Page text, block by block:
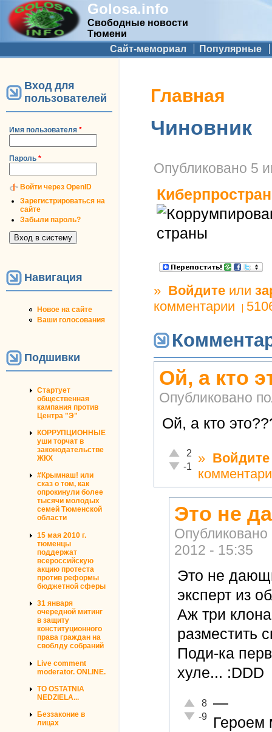
Golosa.info
Свободные новости
Тюмени
Дополнительное меню
Сайт-мемориал Популярные
Вход для
пользователей
Имя пользователя *
Пароль *
Войти через OpenID
Зарегистрироваться на
сайте
Забыли пароль?
Навигация
Новое на сайте
Ваши голосования
Подшивки
Стартует
общественная
кампания против
Центра "Э"
КОРРУПЦИОННЫЕ
уши торчат в
законодательстве
ЖКХ
#Крымнаш! или
сказ о том, как
опрокинули более
тысячи молодых
семей Тюменской
области
15 мая 2010 г.
тюменцы
поддержат
всероссийскую
акцию протеста
против реформы
бюджетной сферы
31 января
очередной митинг
в защиту
конституционного
права граждан на
своблду собраний
Live comment
moderator. ONLINE.
TO OSTATNIA
NEDZIELA...
Беззаконие в
лицах
Вы здесь
Главная
Чиновник
Опубликовано 5
» Войдите или
комментарии
Ой, а кто
Опубликовано
Ой, а кто
Отлично!
2
Неадекватно!
-1
» Войдите
Это не
2012 - 15:35
Это не
эксперт из
Аж три
разместить
Поди-ка
хуле... :DDD
Отлично!
8
Неадекватно!
-9
—
Героем